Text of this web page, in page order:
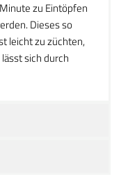
zu Eintöpfen
Dieses so
leicht zu züchten,
sich durch